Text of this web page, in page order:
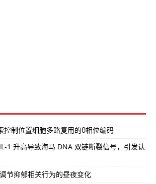
控制位置细胞多路复用的θ相位编码
1 升高导致海马 DNA 双链断裂信号，引发认
节抑郁相关行为的昼夜变化